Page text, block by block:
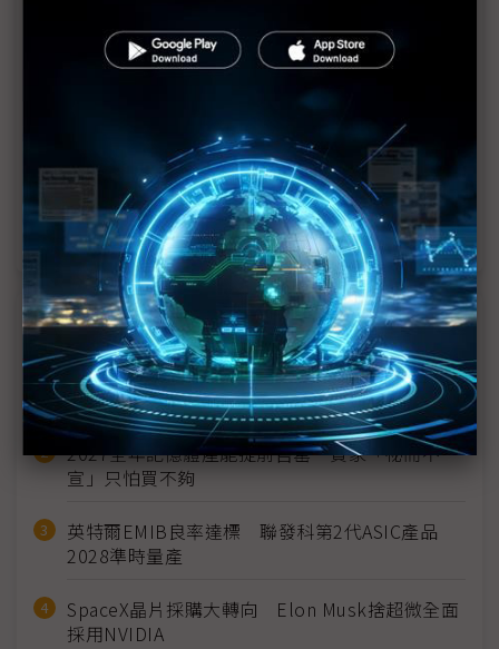
中國大陸造車新勢力光芒消逝 2019面臨內憂外患
1 2 >>
近７天熱門報導
MLCC訂單過熱、出貨比創高 村田示警全球AI基
建熱潮將趨緩
2027全年記憶體產能提前售罄 買家「祕而不
宣」只怕買不夠
英特爾EMIB良率達標 聯發科第2代ASIC產品
2028準時量產
SpaceX晶片採購大轉向 Elon Musk捨超微全面
採用NVIDIA